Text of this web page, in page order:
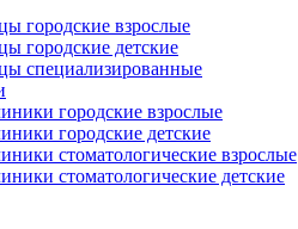
городские взрослые
городские детские
специализированные
городские взрослые
городские детские
стоматологические взрослые
стоматологические детские